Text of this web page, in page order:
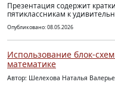
Презентация содержит
пятиклассникам к
Опубликовано: 08.05.2026
Использование блок-
математике
Автор: Шелехова Наталья